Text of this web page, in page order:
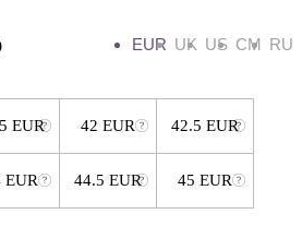
EUR UK US CM RU
EUR 42 EUR 42.5 EUR
EUR 44.5 EUR 45 EUR